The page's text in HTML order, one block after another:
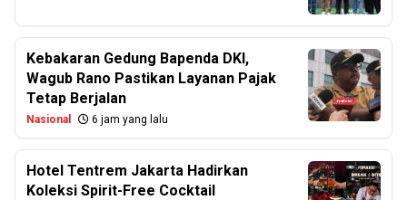
Kebakaran Gedung Bapenda DKI,
Wagub Rano Pastikan Layanan Pajak
Tetap Berjalan
Nasional 6 jam yang lalu
Hotel Tentrem Jakarta Hadirkan
Koleksi Spirit-Free Cocktail